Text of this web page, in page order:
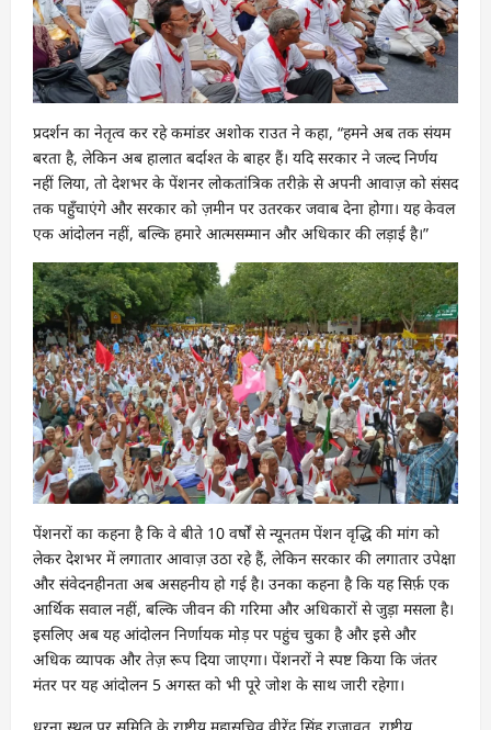
प्रदर्शन का नेतृत्व कर रहे कमांडर अशोक राउत ने कहा, “हमने अब तक संयम
बरता है, लेकिन अब हालात बर्दाश्त के बाहर हैं। यदि सरकार ने जल्द निर्णय
नहीं लिया, तो देशभर के पेंशनर लोकतांत्रिक तरीक़े से अपनी आवाज़ को संसद
तक पहुँचाएंगे और सरकार को ज़मीन पर उतरकर जवाब देना होगा। यह केवल
एक आंदोलन नहीं, बल्कि हमारे आत्मसम्मान और अधिकार की लड़ाई है।”
पेंशनरों का कहना है कि वे बीते 10 वर्षों से न्यूनतम पेंशन वृद्धि की मांग को
लेकर देशभर में लगातार आवाज़ उठा रहे हैं, लेकिन सरकार की लगातार उपेक्षा
और संवेदनहीनता अब असहनीय हो गई है। उनका कहना है कि यह सिर्फ़ एक
आर्थिक सवाल नहीं, बल्कि जीवन की गरिमा और अधिकारों से जुड़ा मसला है।
इसलिए अब यह आंदोलन निर्णायक मोड़ पर पहुंच चुका है और इसे और
अधिक व्यापक और तेज़ रूप दिया जाएगा। पेंशनरों ने स्पष्ट किया कि जंतर
मंतर पर यह आंदोलन 5 अगस्त को भी पूरे जोश के साथ जारी रहेगा।